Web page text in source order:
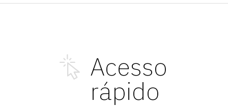
Acesso
rápido